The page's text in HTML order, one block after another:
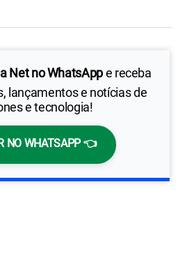
Net no WhatsAppe receba
lançamentos e notícias de
e tecnologia!
NO WHATSAPP 👈